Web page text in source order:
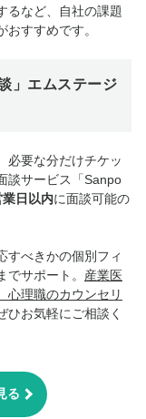
るなど、自社の課題
すすめです。
」エムステージ
必要な分だけチケッ
談サービス「Sanpo
日以内に面談可能の
すべきかの個別フィ
サポート。 産業医
心理職のカウンセリ
ひお気軽にご相談く
る